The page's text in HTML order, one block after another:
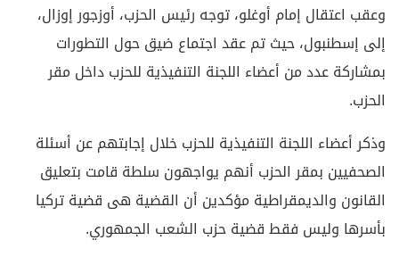
وعقب اعتقال إمام أوغلو، توجه رئيس الحزب، أوزجور إوزال،
إلى إسطنبول، حيث تم عقد اجتماع ضيق حول التطورات
بمشاركة عدد من أعضاء اللجنة التنفيذية للحزب داخل مقر
الحزب.
وذكر أعضاء اللجنة التنفيذية للحزب خلال إجابتهم عن أسئلة
الصحفيين بمقر الحزب أنهم يواجهون سلطة قامت بتعليق
القانون والديمقراطية مؤكدين أن القضية هى قضية تركيا
بأسرها وليس فقط قضية حزب الشعب الجمهوري.